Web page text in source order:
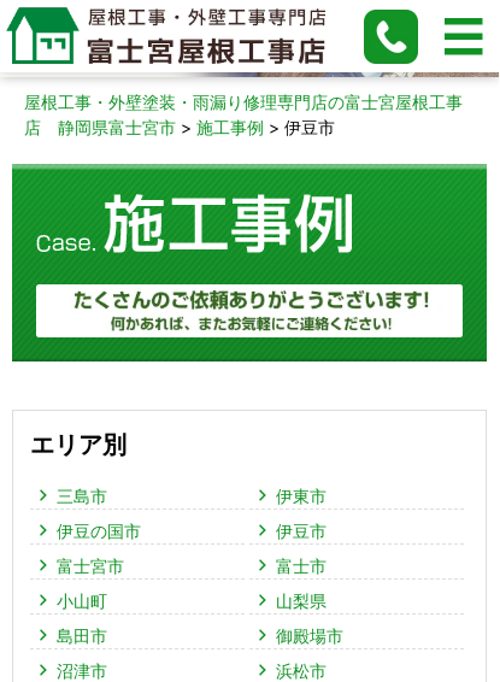
伊豆市の施工事例
屋根工事・外壁塗装・雨漏り修理専門店の富士宮屋根工事
店 静岡県富士宮市 > 施工事例 > 伊豆市
エリア別
三島市
伊東市
伊豆の国市
伊豆市
富士宮市
富士市
小山町
山梨県
島田市
御殿場市
沼津市
浜松市